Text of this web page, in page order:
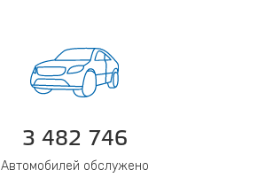
3 482 746
Автомобилей обслужено